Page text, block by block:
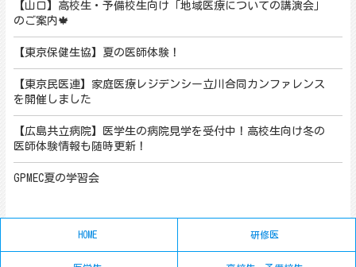
【山口】高校生・予備校生向け「地域医療についての講演会」
のご案内🍁
【東京保健生協】夏の医師体験！
【東京民医連】家庭医療レジデンシー立川合同カンファレンス
を開催しました
【広島共立病院】医学生の病院見学を受付中！高校生向け冬の
医師体験情報も随時更新！
GPMEC夏の学習会
HOME 研修医